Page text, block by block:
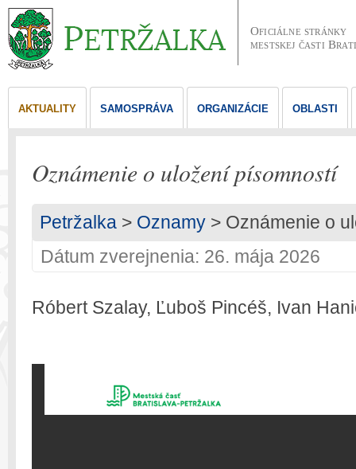
Oficiálne stránky
mestskej časti
AKTUALITY SAMOSPRÁVA ORGANIZÁCIE OBLASTI
Oznámenie o uložení písomností
Petržalka > Oznamy > Oznámenie o
Dátum zverejnenia: 26. mája 2026
Róbert Szalay, Ľuboš Pincéš, Ivan